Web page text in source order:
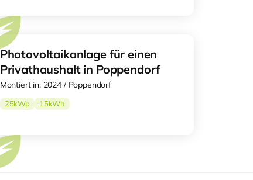
Photovoltaikanlage für einen
Privathaushalt in Poppendorf
Montiert in: 2024 / Poppendorf
25kWp 15kWh